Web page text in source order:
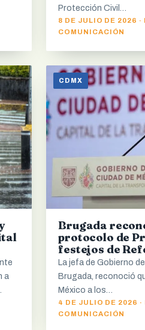
Protección Civil…
8 DE JULIO DE 2026 ·
COMUNICACIÓN
a
CDMX
Brugada
protocolo de
festejos de
La jefa de Gobierno
Brugada, reconoció
México a los…
4 DE JULIO DE 2026 ·
COMUNICACIÓN